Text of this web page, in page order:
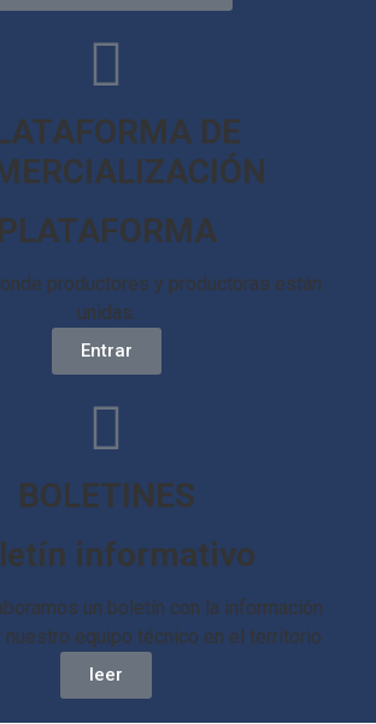
DE
PLATAFORMA
productores y productoras están
unidas.
Entrar
BOLETINES
informativo
un boletín con la información
nuestro equipo técnico en el territorio
leer